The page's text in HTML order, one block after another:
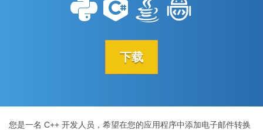
下载
您是一名 C++ 开发人员，希望在您的应用程序中添加电子邮件转换